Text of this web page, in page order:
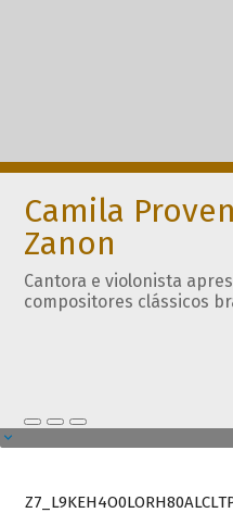
Camila
Zanon
Cantora e violonista
compositores clássicos